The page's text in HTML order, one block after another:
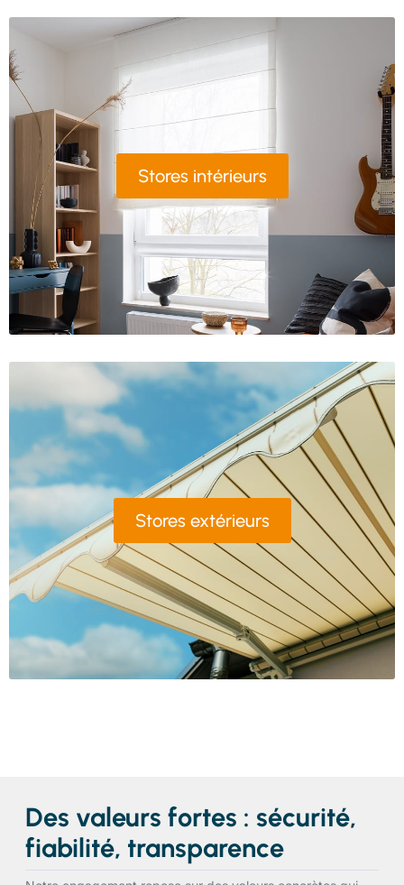
Stores intérieurs
Stores extérieurs
Des valeurs fortes : sécurité,
fiabilité, transparence